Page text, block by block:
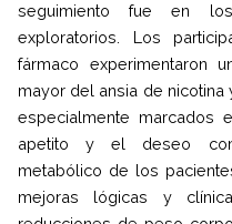
seguimiento fue en
exploratorios. Los
fármaco experimentaron
mayor del ansia de nicotina
especialmente marcados
apetito y el deseo
metabólico de los
mejoras lógicas y